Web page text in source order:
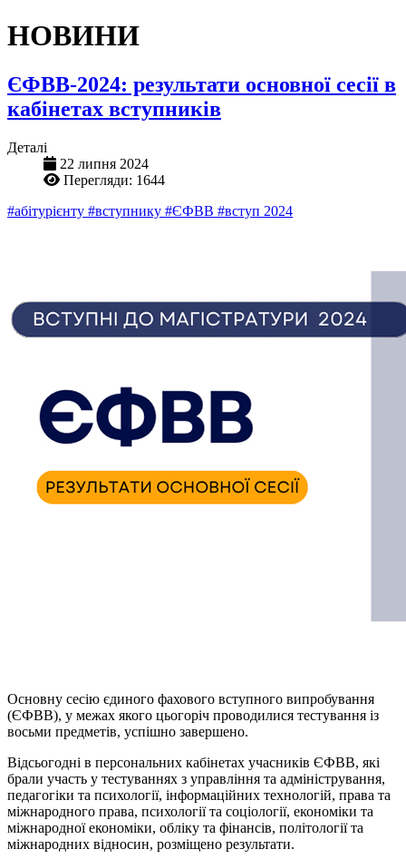
НОВИНИ
ЄФВВ-2024: результати основної сесії в
кабінетах вступників
Деталі
22 липня 2024
Перегляди: 1644
#абітурієнту #вступнику #ЄФВВ #вступ 2024
Основну сесію єдиного фахового вступного випробування
(ЄФВВ), у межах якого цьогоріч проводилися тестування із
восьми предметів, успішно завершено.
Відсьогодні в персональних кабінетах учасників ЄФВВ, які
брали участь у тестуваннях з управління та адміністрування,
педагогіки та психології, інформаційних технологій, права та
міжнародного права, психології та соціології, економіки та
міжнародної економіки, обліку та фінансів, політології та
міжнародних відносин, розміщено результати.